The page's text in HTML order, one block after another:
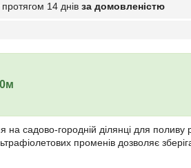
14 днів за домовленістю
на садово-городній ділянці для поливу
променів дозволяє